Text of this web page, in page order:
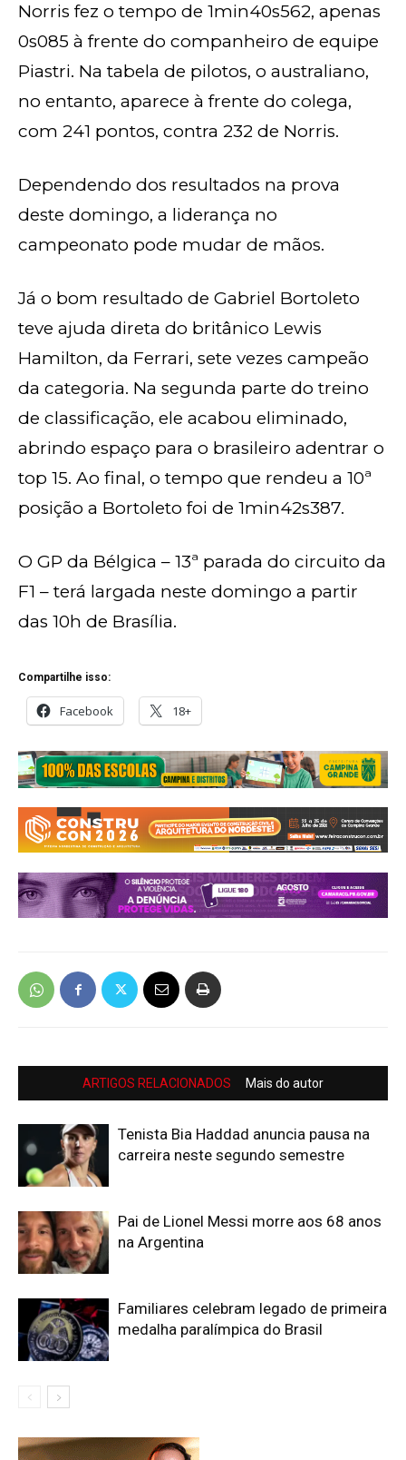
Norris fez o tempo de 1min40s562, apenas
0s085 à frente do companheiro de equipe
Piastri. Na tabela de pilotos, o australiano,
no entanto, aparece à frente do colega,
com 241 pontos, contra 232 de Norris.
Dependendo dos resultados na prova
deste domingo, a liderança no
campeonato pode mudar de mãos.
Já o bom resultado de Gabriel Bortoleto
teve ajuda direta do britânico Lewis
Hamilton, da Ferrari, sete vezes campeão
da categoria. Na segunda parte do treino
de classificação, ele acabou eliminado,
abrindo espaço para o brasileiro adentrar o
top 15. Ao final, o tempo que rendeu a 10ª
posição a Bortoleto foi de 1min42s387.
O GP da Bélgica – 13ª parada do circuito da
F1 – terá largada neste domingo a partir
das 10h de Brasília.
Compartilhe isso:
Facebook 18+
ARTIGOS RELACIONADOS Mais do autor
Tenista Bia Haddad anuncia pausa na
carreira neste segundo semestre
Pai de Lionel Messi morre aos 68 anos
na Argentina
Familiares celebram legado de primeira
medalha paralímpica do Brasil